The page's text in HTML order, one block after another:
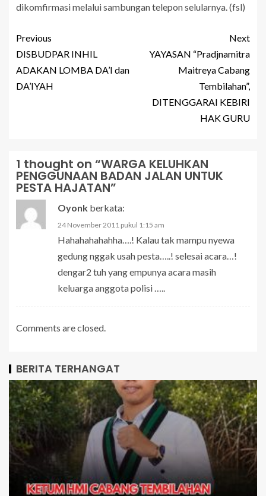
dikomfirmasi melalui sambungan telepon selularnya. (fsl)
Previous
DISBUDPAR INHIL
ADAKAN LOMBA DA’I dan
DA’IYAH
Next
YAYASAN “Pradjnamitra
Maitreya Cabang
Tembilahan”,
DITENGGARAI KEBIRI
HAK GURU
1 thought on “WARGA KELUHKAN
PENGGUNAAN BADAN JALAN UNTUK
PESTA HAJATAN”
Oyonk berkata:
24 November 2011 pukul 1:15 am
Hahahahahahha….! Kalau tak mampu nyewa
gedung nggak usah pesta…..! selesai acara…!
dengar2 tuh yang empunya acara masih
keluarga anggota polisi …..
Comments are closed.
BERITA TERHANGAT